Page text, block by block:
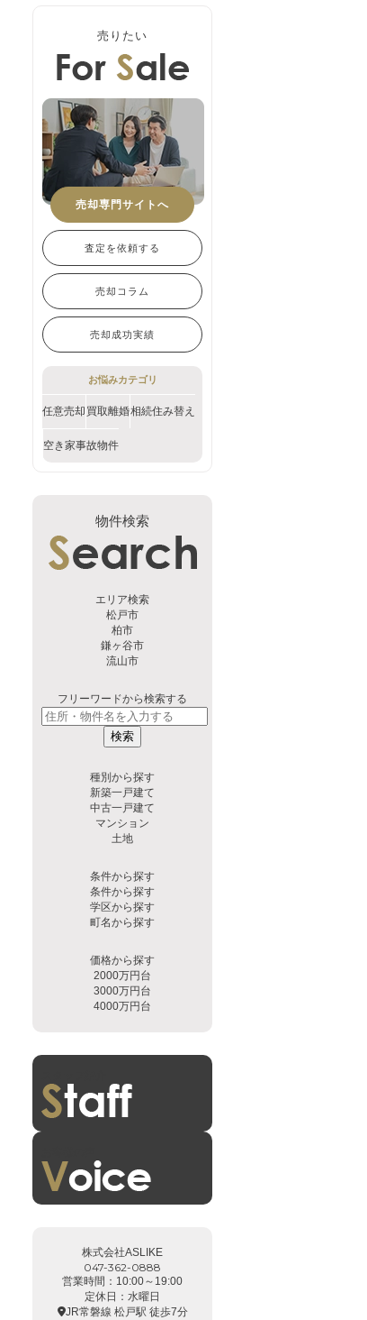
売りたい
売却専門サイトへ
査定を依頼する
売却コラム
売却成功実績
お悩みカテゴリ
任意売却 買取離婚相続住み替え
空き家事故物件
物件検索
エリア検索
松戸市
柏市
鎌ヶ谷市
流山市
フリーワードから検索する
検索
種別から探す
新築一戸建て
中古一戸建て
マンション
土地
条件から探す
条件から探す
学区から探す
町名から探す
価格から探す
2000万円台
3000万円台
4000万円台
株式会社ASLIKE
047-362-0888
営業時間：10:00～19:00
定休日：水曜日
JR常磐線 松戸駅 徒歩7分